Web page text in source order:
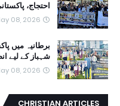
احتجاج،
08, 2026
برطانیہ میں
شہباز کے لیے
08, 2026
CHRISTIAN ARTICLES